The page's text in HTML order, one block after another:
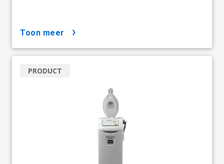
toon meer
PRODUCT